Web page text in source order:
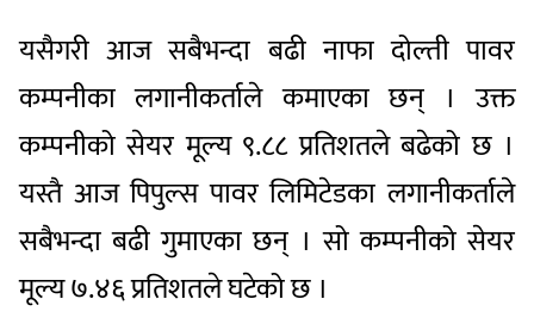
यसैगरी आज सबैभन्दा बढी नाफा दोल्ती पावर
कम्पनीका लगानीकर्ताले कमाएका छन् । उक्त
कम्पनीको सेयर मूल्य ९.८८ प्रतिशतले बढेको छ ।
यस्तै आज पिपुल्स पावर लिमिटेडका लगानीकर्ताले
सबैभन्दा बढी गुमाएका छन् । सो कम्पनीको सेयर
मूल्य ७.४६ प्रतिशतले घटेको छ ।